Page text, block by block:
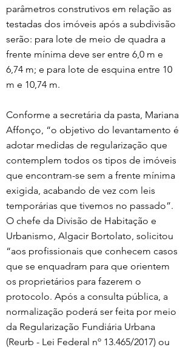
parâmetros construtivos em relação as
testadas dos imóveis após a subdivisão
serão: para lote de meio de quadra a
frente mínima deve ser entre 6,0 m e
6,74 m; e para lote de esquina entre 10
m e 10,74 m.
Conforme a secretária da pasta, Mariana
Affonço, “o objetivo do levantamento é
adotar medidas de regularização que
contemplem todos os tipos de imóveis
que encontram-se sem a frente mínima
exigida, acabando de vez com leis
temporárias que tivemos no passado”.
O chefe da Divisão de Habitação e
Urbanismo, Algacir Bortolato, solicitou
“aos profissionais que conhecem casos
que se enquadram para que orientem
os proprietários para fazerem o
protocolo. Após a consulta pública, a
normalização poderá ser feita por meio
da Regularização Fundiária Urbana
(Reurb - Lei Federal nº 13.465/2017) ou